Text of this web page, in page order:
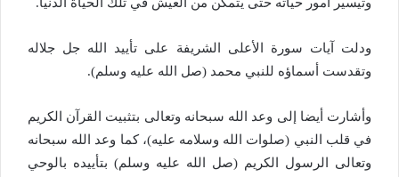
وتيسير امور حياته حتى يتمكن من العيش في تلك الحياة الدنيا.
ودلت آيات سورة الأعلى الشريفة على تأييد الله جل جلاله
وتقدست أسماؤه للنبي محمد (صل الله عليه وسلم).
وأشارت أيضا إلى وعد الله سبحانه وتعالى بتثبيت القرآن الكريم
في قلب النبي (صلوات الله وسلامه عليه)، كما وعد الله سبحانه
وتعالى الرسول الكريم (صل الله عليه وسلم) بتأييده بالوحي